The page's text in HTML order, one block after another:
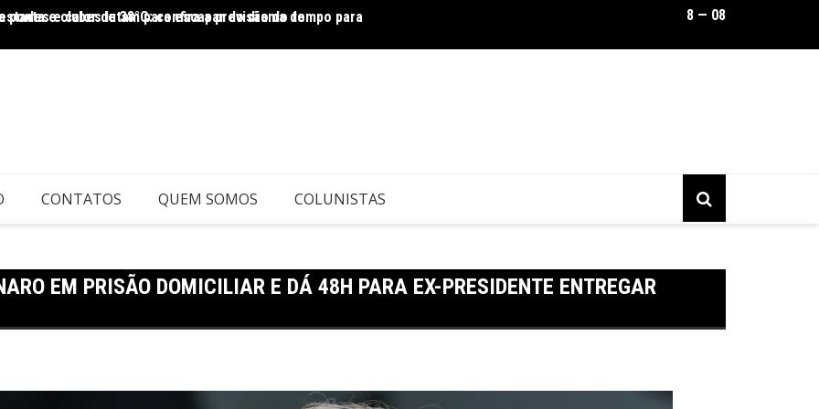
ponta e clubes lutam para escapar do drama do
e calor de 38°C: confira a previsão do tempo para
Quartel do Exército em JP mantém homenagem ligada à ditadura
8 — 08
CONTATOS QUEM SOMOS COLUNISTAS
EM PRISÃO DOMICILIAR E DÁ 48H PARA EX-PRESIDENTE ENTREGAR